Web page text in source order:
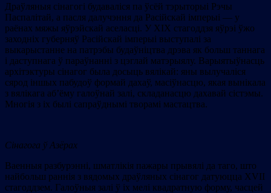
Драўляныя сінагогі будаваліся па ўсёй тэрыторыі Рэчы
Паспалітай, а пасля далучэння да Расійскай імперыі — у
раёнах мяжы яўрэйскай аселасці. У XIX стагоддзя яўрэі ўжо
заходніх губерняў Расійскай імперыі выступалі за
выкарыстанне на патрэбы будаўніцтва дрэва як больш таннага
і даступнага ў параўнанні з цэглай матэрыялу. Варыятыўнасць
архітэктуры сінагог была досыць вялікай: яны вылучаліся
сярод іншых пабудоў формай дахаў, масіўнасцю, якая вынікала
з вялікага аб’ёму галоўнай залі, складанасцю дахавай сістэмы.
Многія з іх былі сапраўднымі творамі мастацтва.
Сінагога ў Азёрах
Ваенныя разбурэнні, шматлікія пажары прывялі да таго, што
найбольш раннія з вядомых драўляных сінагог датуюцца XVII
стагоддзем. Галоўныя залі ў іх мелі квадратную форму, часцей